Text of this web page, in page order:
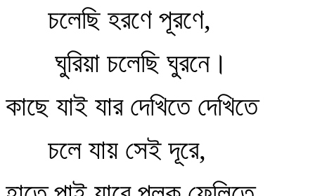
চলেছি হরণে পূরণে,
ঘুরিয়া চলেছি ঘুরনে।
কাছে যাই যার দেখিতে দেখিতে
চলে যায় সেই দূরে,